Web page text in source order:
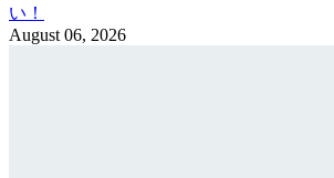
い！
August 06, 2026